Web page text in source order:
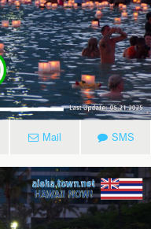
Mail SMS